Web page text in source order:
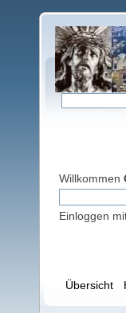
Willkommen
Einloggen
Übersicht